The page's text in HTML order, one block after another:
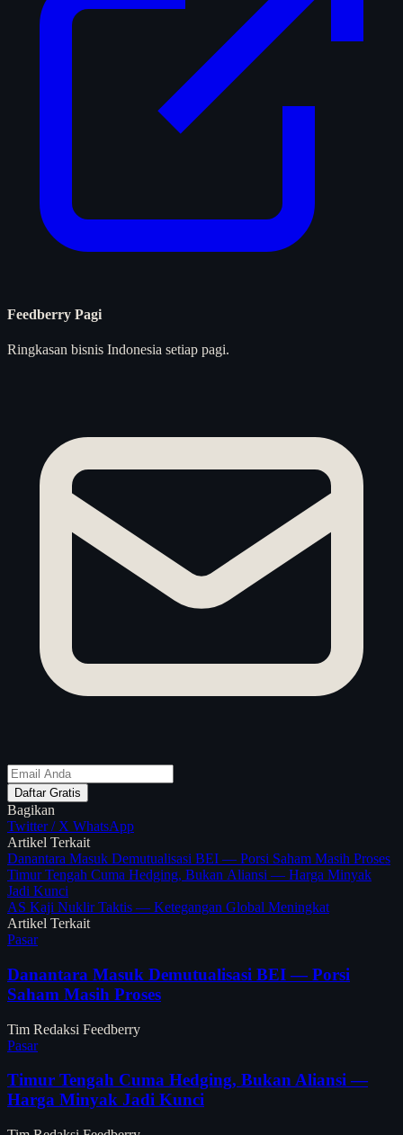
Feedberry Pagi
Ringkasan bisnis Indonesia setiap pagi.
Daftar Gratis
Bagikan
Twitter / X WhatsApp
Artikel Terkait
Danantara Masuk Demutualisasi BEI — Porsi Saham Masih Proses
Timur Tengah Cuma Hedging, Bukan Aliansi — Harga Minyak
Jadi Kunci
AS Kaji Nuklir Taktis — Ketegangan Global Meningkat
Artikel Terkait
Pasar
Danantara Masuk Demutualisasi BEI — Porsi
Saham Masih Proses
Tim Redaksi Feedberry
Pasar
Timur Tengah Cuma Hedging, Bukan Aliansi —
Harga Minyak Jadi Kunci